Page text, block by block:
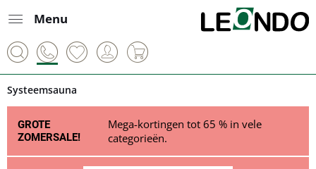
Menu
Systeemsauna
GROTE
ZOMERSALE!
Mega-kortingen tot 65 % in vele
categorieën.